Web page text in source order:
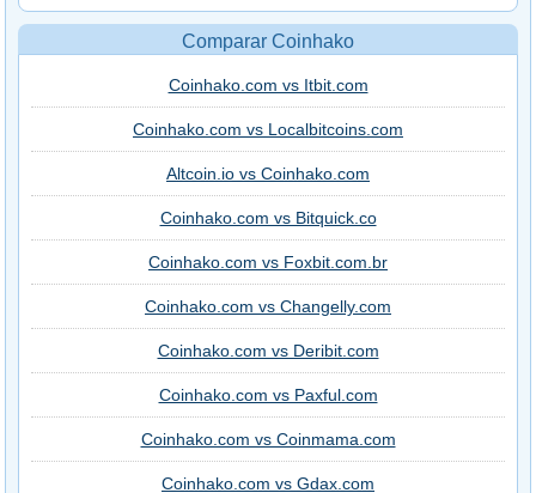
Comparar Coinhako
Coinhako.com vs Itbit.com
Coinhako.com vs Localbitcoins.com
Altcoin.io vs Coinhako.com
Coinhako.com vs Bitquick.co
Coinhako.com vs Foxbit.com.br
Coinhako.com vs Changelly.com
Coinhako.com vs Deribit.com
Coinhako.com vs Paxful.com
Coinhako.com vs Coinmama.com
Coinhako.com vs Gdax.com